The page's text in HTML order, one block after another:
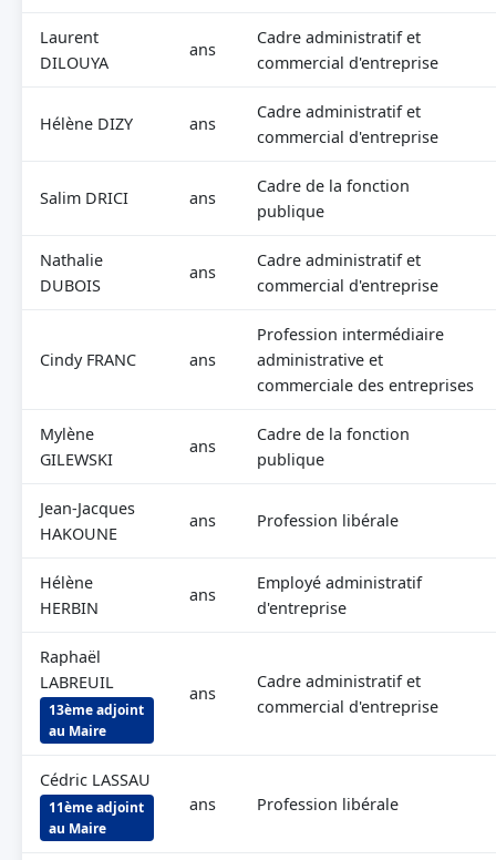
Laurent
DILOUYA
ans
Cadre administratif et
commercial d'entreprise
Hélène DIZY ans
Cadre administratif et
commercial d'entreprise
Salim DRICI ans
Cadre de la fonction
publique
Nathalie
DUBOIS
ans
Cadre administratif et
commercial d'entreprise
Cindy FRANC ans
Profession intermédiaire
administrative et
commerciale des entreprises
Mylène
GILEWSKI
ans
Cadre de la fonction
publique
Jean-Jacques
HAKOUNE
ans Profession libérale
Hélène
HERBIN
ans
Employé administratif
d'entreprise
Raphaël
LABREUIL
13ème adjoint
au Maire
ans
Cadre administratif et
commercial d'entreprise
Cédric LASSAU
11ème adjoint
au Maire
ans Profession libérale